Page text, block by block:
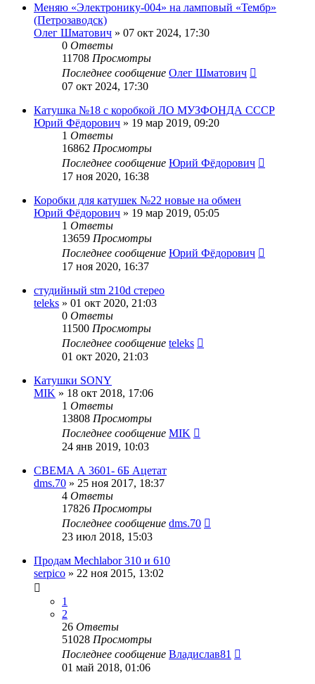
Меняю «Электронику-004» на ламповый «Тембр»
(Петрозаводск)
Олег Шматович » 07 окт 2024, 17:30
0 Ответы
11708 Просмотры
Последнее сообщение Олег Шматович
07 окт 2024, 17:30
Катушка №18 с коробкой ЛО МУЗФОНДА СССР
Юрий Фёдорович » 19 мар 2019, 09:20
1 Ответы
16862 Просмотры
Последнее сообщение Юрий Фёдорович
17 ноя 2020, 16:38
Коробки для катушек №22 новые на обмен
Юрий Фёдорович » 19 мар 2019, 05:05
1 Ответы
13659 Просмотры
Последнее сообщение Юрий Фёдорович
17 ноя 2020, 16:37
студийный stm 210d стерео
teleks » 01 окт 2020, 21:03
0 Ответы
11500 Просмотры
Последнее сообщение teleks
01 окт 2020, 21:03
Катушки SONY
MIK » 18 окт 2018, 17:06
1 Ответы
13808 Просмотры
Последнее сообщение MIK
24 янв 2019, 10:03
СВЕМА А 3601- 6Б Ацетат
dms.70 » 25 ноя 2017, 18:37
4 Ответы
17826 Просмотры
Последнее сообщение dms.70
23 июл 2018, 15:03
Продам Mechlabor 310 и 610
serpico » 22 ноя 2015, 13:02
1
2
26 Ответы
51028 Просмотры
Последнее сообщение Владислав81
01 май 2018, 01:06